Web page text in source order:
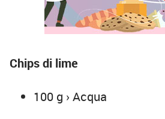
Chips di lime
100 g › Acqua